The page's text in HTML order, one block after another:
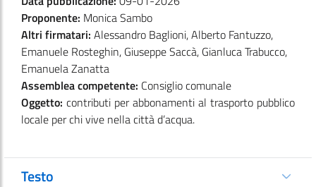
Proponente: Monica Sambo
Altri firmatari: Alessandro Baglioni, Alberto Fantuzzo,
Emanuele Rosteghin, Giuseppe Saccà, Gianluca Trabucco,
Emanuela Zanatta
Assemblea competente: Consiglio comunale
Oggetto: contributi per abbonamenti al trasporto pubblico
locale per chi vive nella città d’acqua.
Testo